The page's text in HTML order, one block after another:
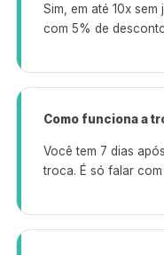
Sim, em até 10x
com 5% de
Como funciona a
Você tem 7 dias
troca. É só falar